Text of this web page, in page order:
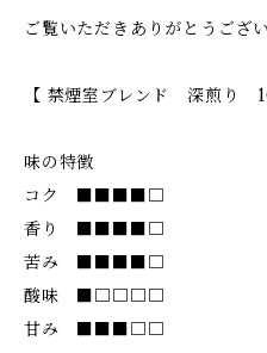
ご覧いただきありがとうござい
【 禁煙室ブレンド 深煎り
味の特徴
コク ■■■■□
香り ■■■■□
苦み ■■■■□
酸味 ■□□□□
甘み ■■■□□